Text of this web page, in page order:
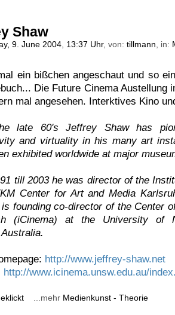
Shaw
9. June 2004, 13:37 Uhr, von: tillmann, in:
ein bißchen angeschaut und so
Die Future Cinema Austellung
mal angesehen. Interktives Kino
late 60's Jeffrey Shaw has
and virtuality in his many art
exhibited worldwide at major
till 2003 he was director of the
Center for Art and Media
founding co-director of the Center
(iCinema) at the University of
http://www.jeffrey-shaw.net
http://www.icinema.unsw.edu.au/
...mehr Medienkunst - Theorie